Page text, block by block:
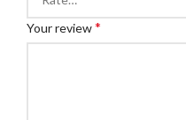
Your review*